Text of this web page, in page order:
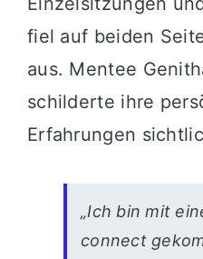
fiel auf beiden
aus. Mentee
schilderte ihre
Erfahrungen
„Ich bin mit
connect